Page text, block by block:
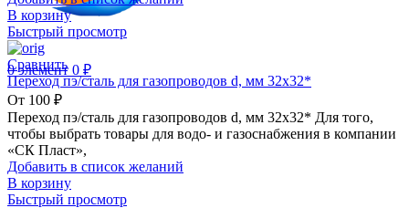
0элемент 0 ₽
В корзину
Быстрый просмотр
Сравнить
Переход пэ/сталь для газопроводов d, мм 32х32*
От 100 ₽
Переход пэ/сталь для газопроводов d, мм 32х32* Для того,
чтобы выбрать товары для водо- и газоснабжения в компании
«СК Пласт»,
Добавить в список желаний
В корзину
Быстрый просмотр